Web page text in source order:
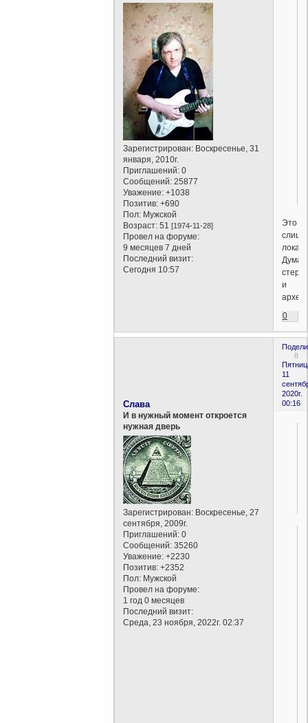
Зарегистрирован: Воскресенье, 31
января, 2010г.
Приглашений: 0
Сообщений: 25877
Уважение: +1038
Позитив: +690
Пол: Мужской
Возраст: 51[1974-11-28]
Провел на форуме:
9 месяцев 7 дней
Последний визит:
Сегодня 10:57
Это
и
0
8
11
2020г.
00:16
Слава
И в нужный момент откроется
нужная дверь
Зарегистрирован: Воскресенье, 27
сентября, 2009г.
Приглашений: 0
Сообщений: 35260
Уважение: +2230
Позитив: +2352
Пол: Мужской
Провел на форуме:
1 год 0 месяцев
Последний визит:
Среда, 23 ноября, 2022г. 02:37